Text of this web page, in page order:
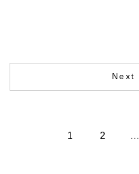
Next
1 2 …